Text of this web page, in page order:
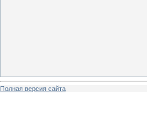
Полная версия сайта